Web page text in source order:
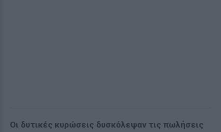
Οι δυτικές κυρώσεις δυσκόλεψαν τις πωλήσεις